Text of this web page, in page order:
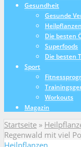
Gesundheit
Gesunde
Heilpflanzen
Die besten
Superfoods
Die besten
Sport
Workouts
Magazin
Startseite »
Regenwald mit viel
Heilpflanzen